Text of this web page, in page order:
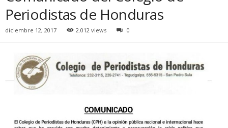
Periodistas de Honduras
diciembre 12, 2017 2.012 views 0